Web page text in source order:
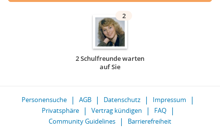
2
2 Schulfreunde warten
auf Sie
Personensuche AGB Datenschutz
Impressum
Privatsphäre
Vertrag kündigen
FAQ
Community Guidelines
Barrierefreiheit